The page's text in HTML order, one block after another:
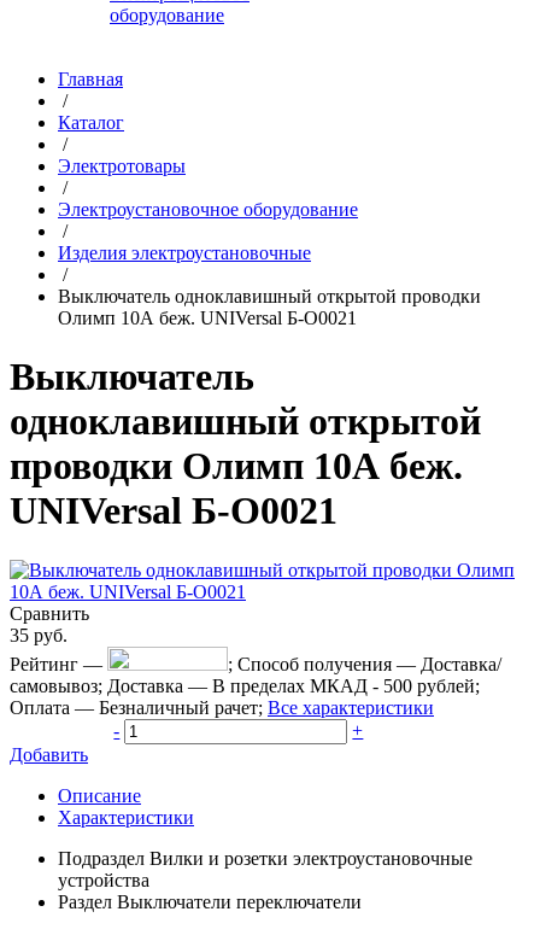
оборудование
Главная
/
Каталог
/
Электротовары
/
Электроустановочное оборудование
/
Изделия электроустановочные
/
Выключатель одноклавишный открытой проводки
Олимп 10А беж. UNIVersal Б-О0021
Выключатель
одноклавишный открытой
проводки Олимп 10А беж.
UNIVersal Б-О0021
Сравнить
35 руб.
Рейтинг — ; Способ получения — Доставка/
самовывоз; Доставка — В пределах МКАД - 500 рублей;
Оплата — Безналичный рачет; Все характеристики
-
+
Добавить
Описание
Характеристики
Подраздел Вилки и розетки электроустановочные
устройства
Раздел Выключатели переключатели